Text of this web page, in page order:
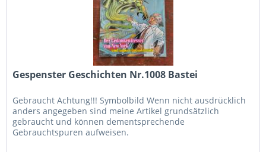
Gespenster Geschichten Nr.1008 Bastei
Gebraucht Achtung!!! Symbolbild Wenn nicht ausdrücklich
anders angegeben sind meine Artikel grundsätzlich
gebraucht und können dementsprechende
Gebrauchtspuren aufweisen.